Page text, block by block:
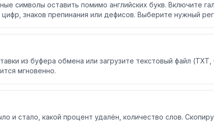
символы оставить помимо английских букв. Включите
знаков препинания или дефисов. Выберите нужный
из буфера обмена или загрузите текстовый файл (TXT,
мгновенно.
и стало, какой процент удалён, количество слов.